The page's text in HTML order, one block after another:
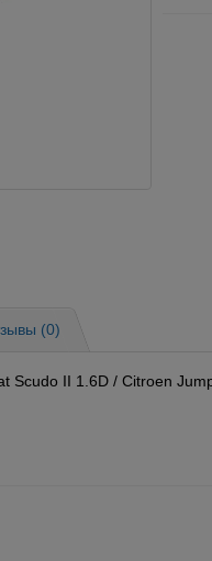
(0)
Scudo II 1.6D / Citroen